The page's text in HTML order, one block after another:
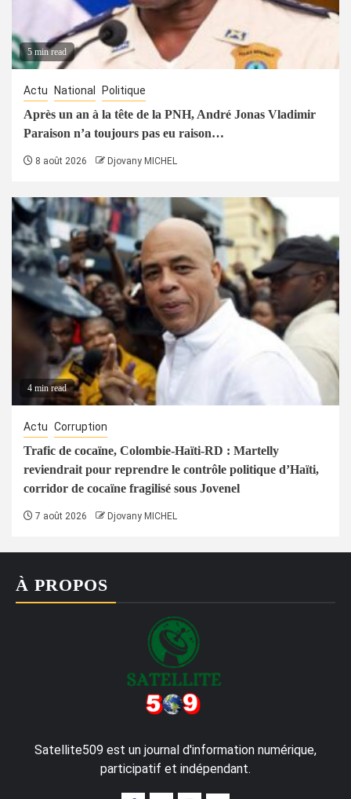
5 min read
Actu National Politique
Après un an à la tête de la PNH, André Jonas Vladimir
Paraison n’a toujours pas eu raison…
8 août 2026 Djovany MICHEL
4 min read
Actu Corruption
Trafic de cocaïne, Colombie-Haïti-RD : Martelly
reviendrait pour reprendre le contrôle politique d’Haïti,
corridor de cocaïne fragilisé sous Jovenel
7 août 2026 Djovany MICHEL
À PROPOS
Satellite509 est un journal d'information numérique,
participatif et indépendant.